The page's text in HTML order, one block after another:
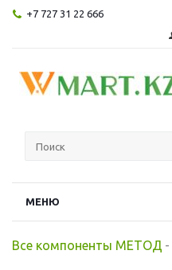
+7 727 31 22 666
МЕНЮ
Все компоненты МЕТОД -